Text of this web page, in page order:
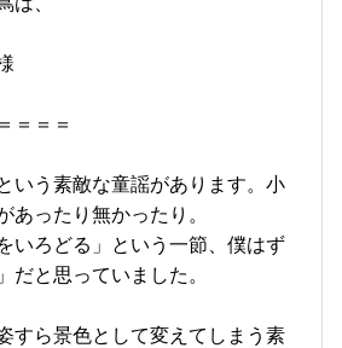
＝＝＝
いう素敵な童謡があります。小
あったり無かったり。
いろどる」という一節、僕はず
だと思っていました。
すら景色として変えてしまう素